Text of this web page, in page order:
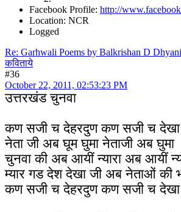
Facebook Profile: http://
Location: NCR
Logged
Re: Garhwali Poems by Balkrishan D
कविताये
#36
October 22, 2011, 02:53:23 PM
उत्तरखंड चुनवा
कण सजी च देहरदुण कण सजी च देखा
नेता जी अब घूम घुमा नेताजी अब घुमा
चुनवा की अब आयीं न्यारा अब आयीं
म्यार गड देश देखा जी अब नेताओं की
कण सजी च देहरदुण कण सजी च